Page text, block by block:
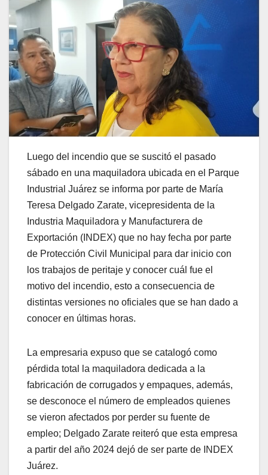
Luego del incendio que se suscitó el pasado
sábado en una maquiladora ubicada en el Parque
Industrial Juárez se informa por parte de María
Teresa Delgado Zarate, vicepresidenta de la
Industria Maquiladora y Manufacturera de
Exportación (INDEX) que no hay fecha por parte
de Protección Civil Municipal para dar inicio con
los trabajos de peritaje y conocer cuál fue el
motivo del incendio, esto a consecuencia de
distintas versiones no oficiales que se han dado a
conocer en últimas horas.
La empresaria expuso que se catalogó como
pérdida total la maquiladora dedicada a la
fabricación de corrugados y empaques, además,
se desconoce el número de empleados quienes
se vieron afectados por perder su fuente de
empleo; Delgado Zarate reiteró que esta empresa
a partir del año 2024 dejó de ser parte de INDEX
Juárez.